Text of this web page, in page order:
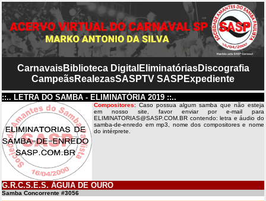
CarnavaisBiblioteca Digital EliminatóriasDiscografia
CampeãsRealezasSASPTV SASP Expediente
::.. LETRA DO SAMBA - ELIMINATÓRIA 2019 ::..
Compositores: Caso possua algum samba que não esteja
em nosso site, favor enviar por e-mail para
ELIMINATORIAS@SASP.COM.BR contendo: letra e áudio do
samba-de-enredo em mp3, nome dos compositores e nome
do intérprete.
G.R.C.S.E.S. ÁGUIA DE OURO
Samba Concorrente #3056